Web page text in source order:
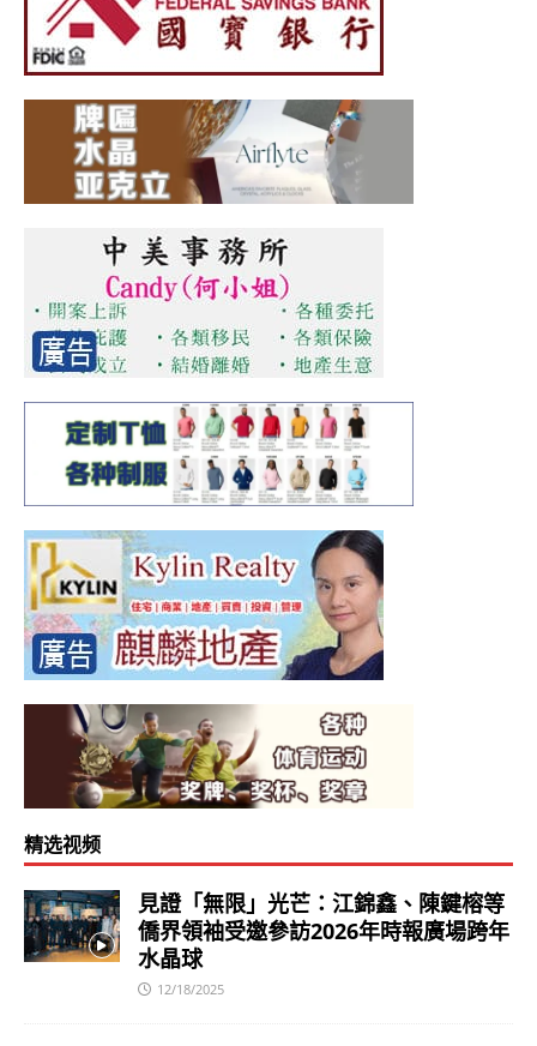
精选视频
見證「無限」光芒：江錦鑫、陳鍵榕等
僑界領袖受邀參訪2026年時報廣場跨年
水晶球
12/18/2025